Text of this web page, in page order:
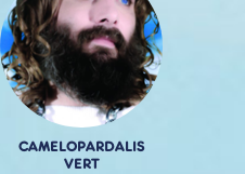
CAMELOPARDALIS
VERT